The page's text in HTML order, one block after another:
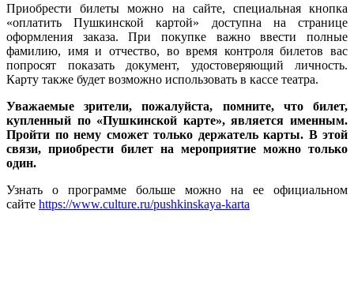
Приобрести билеты можно на сайте, специальная кнопка
«оплатить Пушкинской картой» доступна на странице
оформления заказа. При покупке важно ввести полные
фамилию, имя и отчество, во время контроля билетов вас
попросят показать документ, удостоверяющий личность.
Карту также будет возможно использовать в кассе театра.
Уважаемые зрители, пожалуйста, помните, что билет,
купленный по «Пушкинской карте», является именным.
Пройти по нему сможет только держатель карты. В этой
связи, приобрести билет на мероприятие можно только
один.
Узнать о программе больше можно на ее официальном
сайте https://www.culture.ru/pushkinskaya-karta